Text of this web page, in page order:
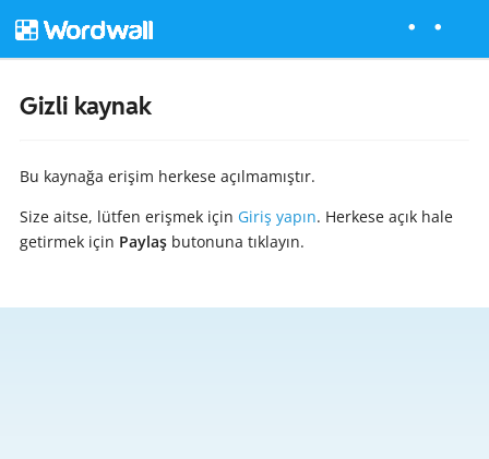
Gizli kaynak
Bu kaynağa erişim herkese açılmamıştır.
Size aitse, lütfen erişmek için Giriş yapın. Herkese açık hale
getirmek için Paylaşbutonuna tıklayın.